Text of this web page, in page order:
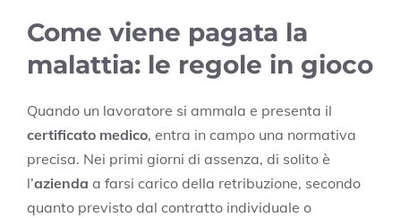
Come viene pagata la
malattia: le regole in gioco
Quando un lavoratore si ammala e presenta il
certificato medico, entra in campo una normativa
precisa. Nei primi giorni di assenza, di solito è
l’azienda a farsi carico della retribuzione, secondo
quanto previsto dal contratto individuale o